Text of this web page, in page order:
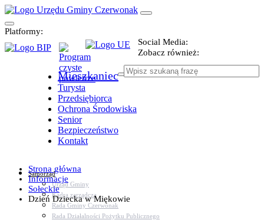
Platformy:
Social Media:
Zobacz również:
Mieszkaniec
Turysta
Przedsiębiorca
Ochrona Środowiska
Senior
Bezpieczeństwo
Kontakt
Samorząd
Urząd Gminy
Kadra zarządcza
Rada Gminy Czerwonak
Rada Działalności Pożytku Publicznego
Strona główna
Informacje
Sołeckie
Dzień Dziecka w Miękowie